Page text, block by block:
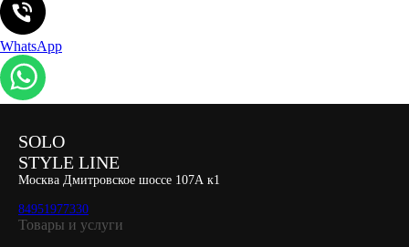
WhatsApp
SOLO
STYLE LINE
Москва Дмитровское шоссе 107А к1
84951977330
Товары и услуги